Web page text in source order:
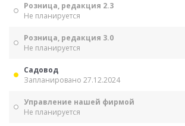
Розница, редакция 2.3
Не планируется
Розница, редакция 3.0
Не планируется
Садовод
Запланировано 27.12.2024
Управление нашей фирмой
Не планируется